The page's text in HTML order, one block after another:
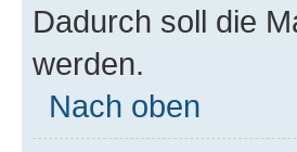
Dadurch soll die
werden.
Nach oben